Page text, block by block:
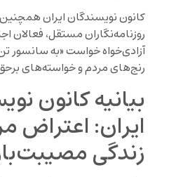
کانون نویسندگان ایران
روزنامه‌نگاران مستقل، فعالان
آزادی‌خواه ‌خواست «به سانسور
رنج‌های مردم و خواسته‌های
بیانیه کانون
ایران: اعتراض
زندگی